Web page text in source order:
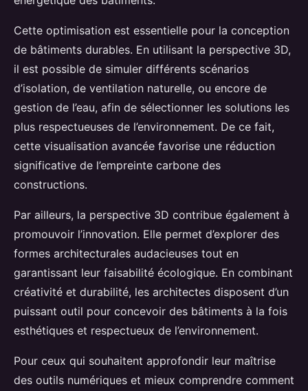
Cette optimisation est essentielle pour la conception
de bâtiments durables. En utilisant la perspective 3D,
il est possible de simuler différents scénarios
d’isolation, de ventilation naturelle, ou encore de
gestion de l’eau, afin de sélectionner les solutions les
plus respectueuses de l’environnement. De ce fait,
cette visualisation avancée favorise une réduction
significative de l’empreinte carbone des
constructions.
Par ailleurs, la perspective 3D contribue également à
promouvoir l’innovation. Elle permet d’explorer des
formes architecturales audacieuses tout en
garantissant leur faisabilité écologique. En combinant
créativité et durabilité, les architectes disposent d’un
puissant outil pour concevoir des bâtiments à la fois
esthétiques et respectueux de l’environnement.
Pour ceux qui souhaitent approfondir leur maîtrise
des outils numériques et mieux comprendre comment